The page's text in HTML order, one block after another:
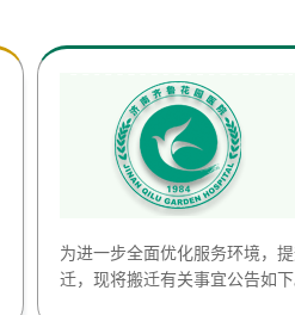
为进一步全面优化服务环境，
迁，现将搬迁有关事宜公告如